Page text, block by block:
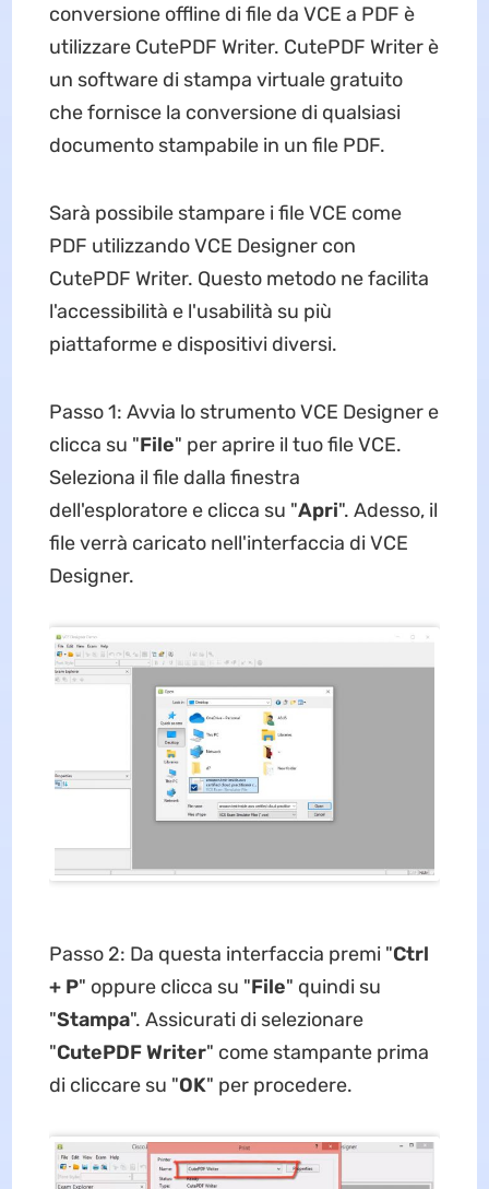
conversione offline di file da VCE a PDF è
utilizzare CutePDF Writer. CutePDF Writer è
un software di stampa virtuale gratuito
che fornisce la conversione di qualsiasi
documento stampabile in un file PDF.
Sarà possibile stampare i file VCE come
PDF utilizzando VCE Designer con
CutePDF Writer. Questo metodo ne facilita
l'accessibilità e l'usabilità su più
piattaforme e dispositivi diversi.
Passo 1: Avvia lo strumento VCE Designer e
clicca su "File" per aprire il tuo file VCE.
Seleziona il file dalla finestra
dell'esploratore e clicca su "Apri". Adesso, il
file verrà caricato nell'interfaccia di VCE
Designer.
Passo 2: Da questa interfaccia premi "Ctrl
+ P" oppure clicca su "File" quindi su
"Stampa". Assicurati di selezionare
"CutePDF Writer" come stampante prima
di cliccare su "OK" per procedere.